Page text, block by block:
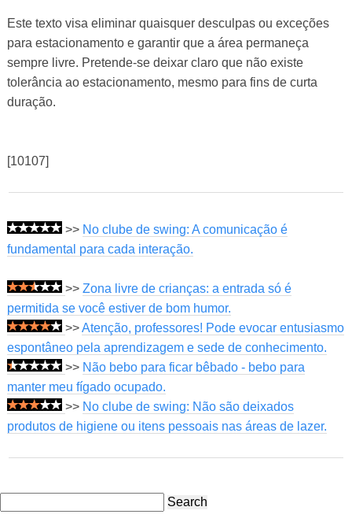
Este texto visa eliminar quaisquer desculpas ou exceções
para estacionamento e garantir que a área permaneça
sempre livre. Pretende-se deixar claro que não existe
tolerância ao estacionamento, mesmo para fins de curta
duração.
[10107]
>> No clube de swing: A comunicação é
fundamental para cada interação.
>> Zona livre de crianças: a entrada só é
permitida se você estiver de bom humor.
>>Atenção, professores! Pode evocar entusiasmo
espontâneo pela aprendizagem e sede de conhecimento.
>> Não bebo para ficar bêbado - bebo para
manter meu fígado ocupado.
>> No clube de swing: Não são deixados
produtos de higiene ou itens pessoais nas áreas de lazer.
Search